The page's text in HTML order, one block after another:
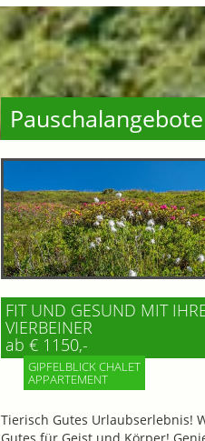
FIT UND GESUND MIT
VIERBEINER
ab € 1150,-
GIPFELBLICK CHALET
APPARTEMENT
Tierisch Gutes Urlaubserlebnis!